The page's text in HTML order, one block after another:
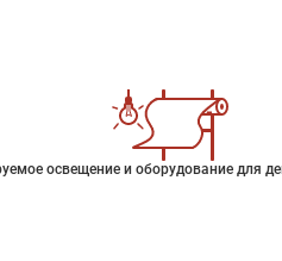
освещение и оборудование для